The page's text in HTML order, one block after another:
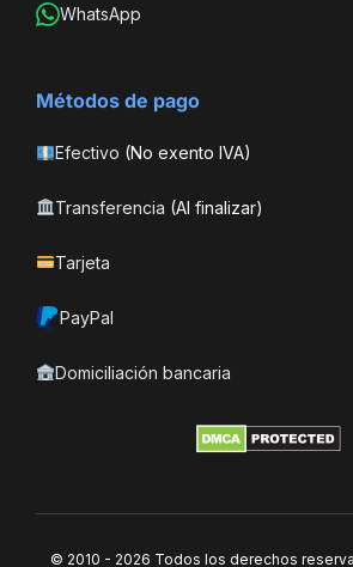
WhatsApp
Métodos de pago
Efectivo (No exento IVA)
Transferencia (Al finalizar)
Tarjeta
PayPal
Domiciliación bancaria
© 2010 - 2026 Todos los derechos